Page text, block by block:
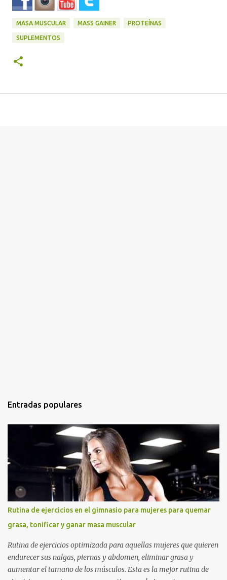
MASA MUSCULAR MASS GAINER PROTEÍNAS
SUPLEMENTOS
Entradas populares
Rutina de ejercicios en el gimnasio para mujeres para quemar
grasa, tonificar y ganar masa muscular
Rutina de ejercicios optimizada para aquellas mujeres que quieren
endurecer sus nalgas, piernas y abdomen, eliminar grasa y
aumentar el tamaño de los músculos. Esta es la mejor rutina de